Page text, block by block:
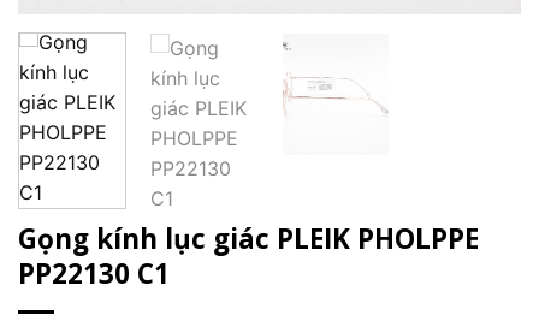
Gọng kính lục giác PLEIK PHOLPPE
PP22130 C1